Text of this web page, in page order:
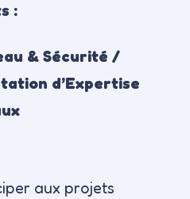
:
& Sécurité /
d’Expertise
aux projets